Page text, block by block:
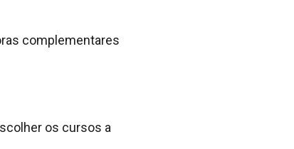
complementares
os cursos a